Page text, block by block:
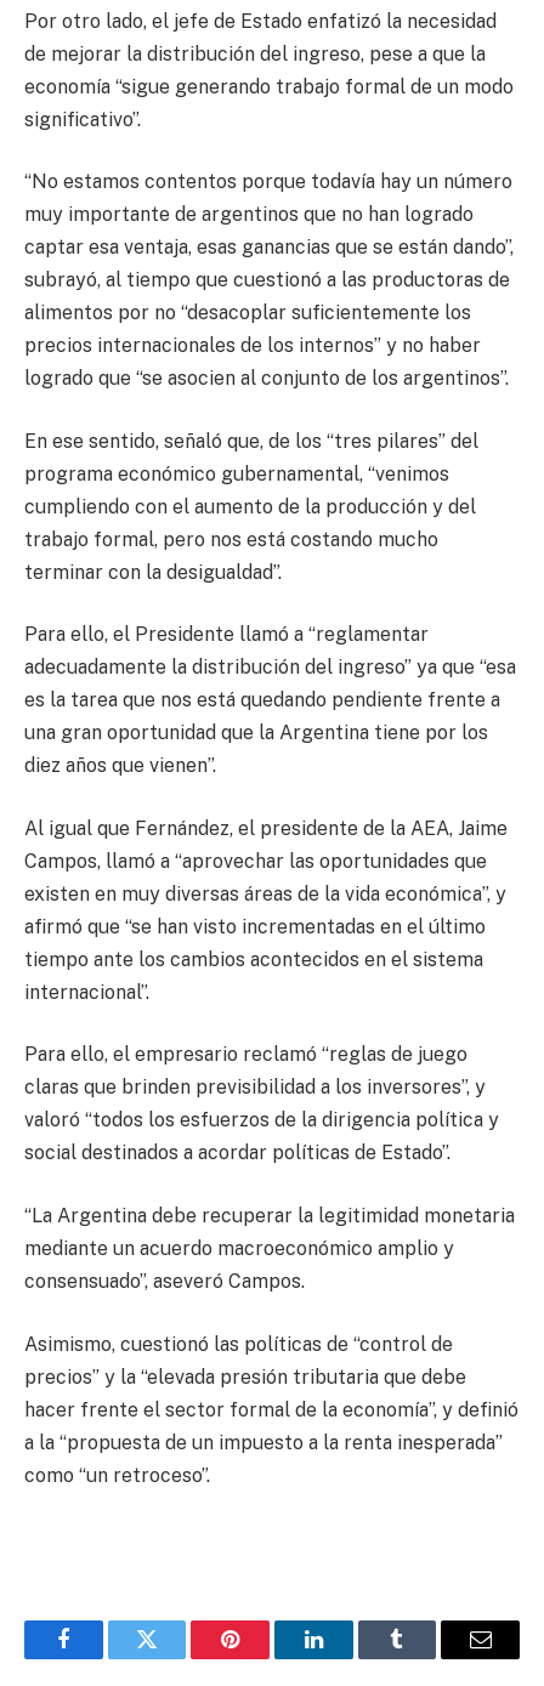
Por otro lado, el jefe de Estado enfatizó la necesidad
de mejorar la distribución del ingreso, pese a que la
economía “sigue generando trabajo formal de un modo
significativo”.
“No estamos contentos porque todavía hay un número
muy importante de argentinos que no han logrado
captar esa ventaja, esas ganancias que se están dando”,
subrayó, al tiempo que cuestionó a las productoras de
alimentos por no “desacoplar suficientemente los
precios internacionales de los internos” y no haber
logrado que “se asocien al conjunto de los argentinos”.
En ese sentido, señaló que, de los “tres pilares” del
programa económico gubernamental, “venimos
cumpliendo con el aumento de la producción y del
trabajo formal, pero nos está costando mucho
terminar con la desigualdad”.
Para ello, el Presidente llamó a “reglamentar
adecuadamente la distribución del ingreso” ya que “esa
es la tarea que nos está quedando pendiente frente a
una gran oportunidad que la Argentina tiene por los
diez años que vienen”.
Al igual que Fernández, el presidente de la AEA, Jaime
Campos, llamó a “aprovechar las oportunidades que
existen en muy diversas áreas de la vida económica”, y
afirmó que “se han visto incrementadas en el último
tiempo ante los cambios acontecidos en el sistema
internacional”.
Para ello, el empresario reclamó “reglas de juego
claras que brinden previsibilidad a los inversores”, y
valoró “todos los esfuerzos de la dirigencia política y
social destinados a acordar políticas de Estado”.
“La Argentina debe recuperar la legitimidad monetaria
mediante un acuerdo macroeconómico amplio y
consensuado”, aseveró Campos.
Asimismo, cuestionó las políticas de “control de
precios” y la “elevada presión tributaria que debe
hacer frente el sector formal de la economía”, y definió
a la “propuesta de un impuesto a la renta inesperada”
como “un retroceso”.
FacebookTwitter Pinterest LinkedInTumblr Email